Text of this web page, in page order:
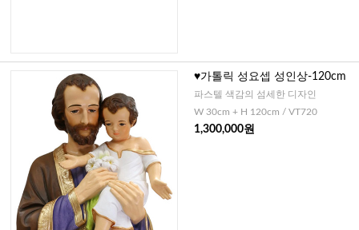
♥가톨릭 성요셉 성인상-120cm
파스텔 색감의 섬세한 디자인
W 30cm + H 120cm / VT720
1,300,000원